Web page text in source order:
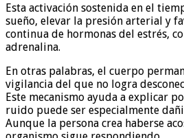
Esta activación sostenida en el
sueño, elevar la presión arterial y
continua de hormonas del estrés,
adrenalina.
En otras palabras, el cuerpo
vigilancia del que no logra
Este mecanismo ayuda a explicar
ruido puede ser especialmente
Aunque la persona crea haberse